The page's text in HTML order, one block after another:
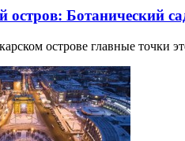
остров: Ботанический
острове главные